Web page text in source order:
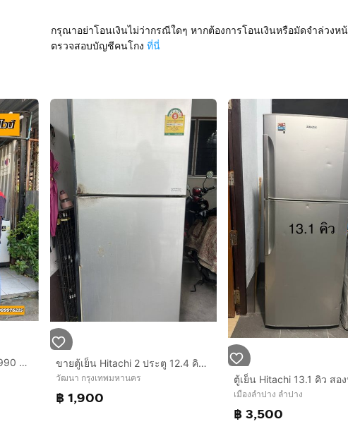
กรุณาอย่าโอนเงินไม่ว่ากรณีใดๆ หากต้องการโอนเงินหรือมัดจำล่วงห
ตรวจสอบบัญชีคนโกง ที่นี่
ขายตู้แช่ไวน์ขนาด 15 คิว 6990 บาทสนใจโทรติดต่อสอบถามได้ค่ะ 0991461547 ค่ะ ขายตู้เย็น Hitachi 2 ประตู 12.4 คิว รุ่น R-V350PZ
วัฒนา กรุงเทพมหานคร
฿ 1,900
ตู้เย็น Hitachi 13.1 คิว สอ
เมืองลำปาง ลำปาง
฿ 3,500